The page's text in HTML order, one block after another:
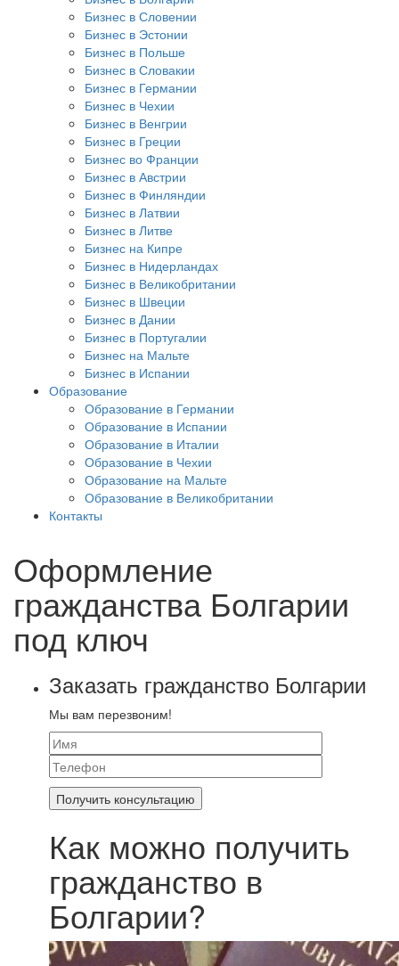
Бизнес в Словении
Бизнес в Эстонии
Бизнес в Польше
Бизнес в Словакии
Бизнес в Германии
Бизнес в Чехии
Бизнес в Венгрии
Бизнес в Греции
Бизнес во Франции
Бизнес в Австрии
Бизнес в Финляндии
Бизнес в Латвии
Бизнес в Литве
Бизнес на Кипре
Бизнес в Нидерландах
Бизнес в Великобритании
Бизнес в Швеции
Бизнес в Дании
Бизнес в Португалии
Бизнес на Мальте
Бизнес в Испании
Образование
Образование в Германии
Образование в Испании
Образование в Италии
Образование в Чехии
Образование на Мальте
Образование в Великобритании
Контакты
Оформление
гражданства Болгарии
под ключ
Заказать гражданство Болгарии
Мы вам перезвоним!
Как можно получить
гражданство в
Болгарии?